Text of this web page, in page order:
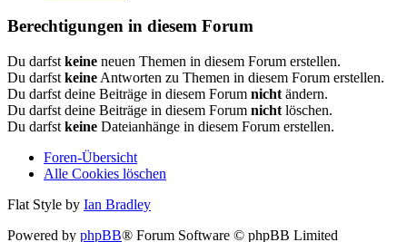
Berechtigungen in diesem Forum
Du darfst keine neuen Themen in diesem Forum erstellen.
Du darfst keine Antworten zu Themen in diesem Forum erstellen.
Du darfst deine Beiträge in diesem Forum nicht ändern.
Du darfst deine Beiträge in diesem Forum nicht löschen.
Du darfst keine Dateianhänge in diesem Forum erstellen.
Foren-Übersicht
Alle Cookies löschen
Flat Style by Ian Bradley
Powered by phpBB® Forum Software © phpBB Limited